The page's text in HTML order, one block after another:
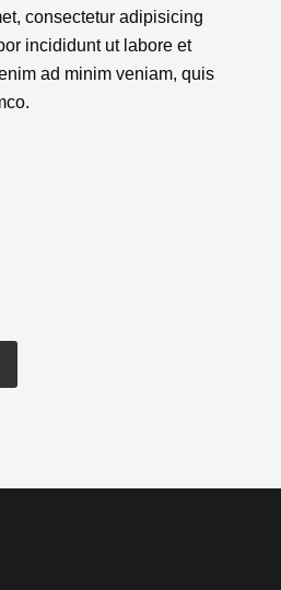
consectetur adipisicing
incididunt ut labore et
ad minim veniam, quis